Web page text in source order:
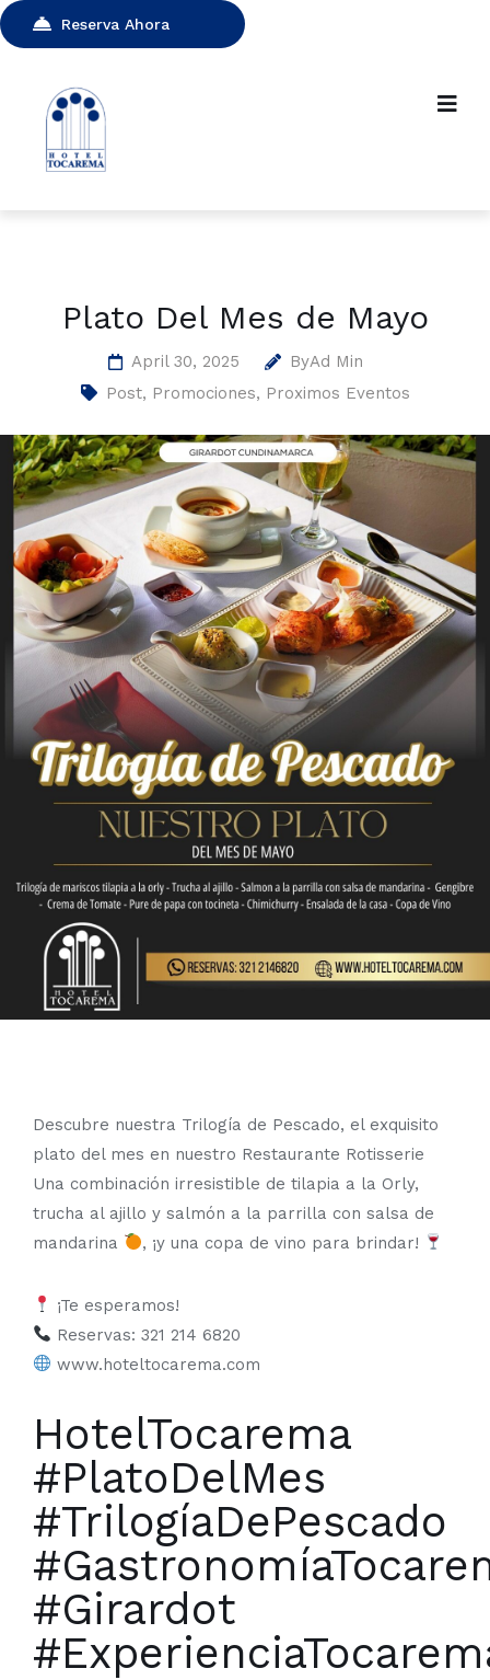
Reserva Ahora
Plato Del Mes de Mayo
April 30, 2025 ByAd Min
Post, Promociones, Proximos Eventos
Descubre nuestra Trilogía de Pescado, el exquisito
plato del mes en nuestro Restaurante Rotisserie
Una combinación irresistible de tilapia a la Orly,
trucha al ajillo y salmón a la parrilla con salsa de
mandarina
, ¡y una copa de vino para brindar!
¡Te esperamos!
Reservas: 321 214 6820
www.hoteltocarema.com
HotelTocarema
#PlatoDelMes
#TrilogíaDePescado
#Girardot